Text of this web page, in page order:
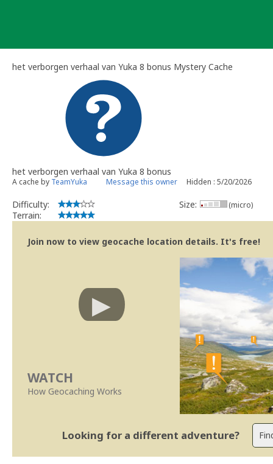
het verborgen verhaal van Yuka 8 bonus Mystery Cache
het verborgen verhaal van Yuka 8 bonus
A cache by TeamYuka Message this owner Hidden : 5/20/2026
Difficulty:
Terrain:
Size: (micro)
Join now to view geocache location details. It's free!
WATCH
How Geocaching Works
Looking for a different adventure?